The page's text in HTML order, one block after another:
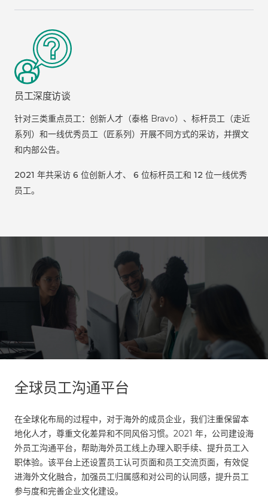
员工深度访谈
针对三类重点员工：创新人才（泰格 Bravo）、标杆员工（走近
系列）和一线优秀员工（匠系列）开展不同方式的采访，并撰文
和内部公告。
2021 年共采访 6 位创新人才、 6 位标杆员工和 12 位一线优秀
员工。
全球员工沟通平台
在全球化布局的过程中，对于海外的成员企业，我们注重保留本
地化人才，尊重文化差异和不同风俗习惯。2021 年，公司建设海
外员工沟通平台，帮助海外员工线上办理入职手续、提升员工入
职体验。该平台上还设置员工认可页面和员工交流页面，有效促
进海外文化融合，加强员工归属感和对公司的认同感，提升员工
参与度和完善企业文化建设。